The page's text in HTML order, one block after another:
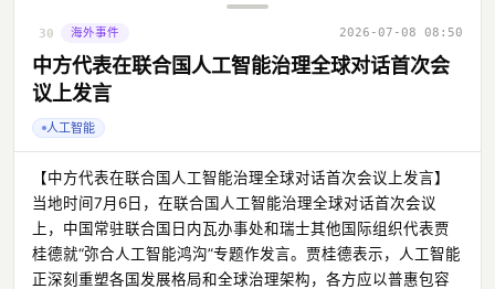
30 海外事件 2026-07-08 08:50
中方代表在联合国人工智能治理全球对话首次会
议上发言
人工智能
【中方代表在联合国人工智能治理全球对话首次会议上发言】
当地时间7月6日，在联合国人工智能治理全球对话首次会议
上，中国常驻联合国日内瓦办事处和瑞士其他国际组织代表贾
桂德就“弥合人工智能鸿沟”专题作发言。贾桂德表示，人工智能
正深刻重塑各国发展格局和全球治理架构，各方应以普惠包容